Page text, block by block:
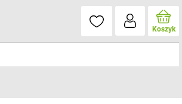
Koszyk